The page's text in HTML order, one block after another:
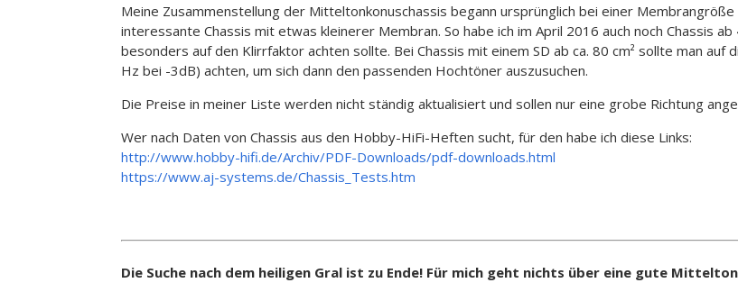
Meine Zusammenstellung der Mitteltonkonuschassis begann ursprünglich bei einer
interessante Chassis mit etwas kleinerer Membran. So habe ich im April 2016 auch noch Chassis
besonders auf den Klirrfaktor achten sollte. Bei Chassis mit einem SD ab ca. 80 cm² sollte man
Hz bei -3dB) achten, um sich dann den passenden Hochtöner auszusuchen.
Die Preise in meiner Liste werden nicht ständig aktualisiert und sollen nur eine grobe Richtung
Wer nach Daten von Chassis aus den Hobby-HiFi-Heften sucht, für den habe ich diese Links:
http://www.hobby-hifi.de/Archiv/PDF-Downloads/pdf-downloads.html
https://www.aj-systems.de/Chassis_Tests.htm
Die Suche nach dem heiligen Gral ist zu Ende! Für mich geht nichts über eine gute